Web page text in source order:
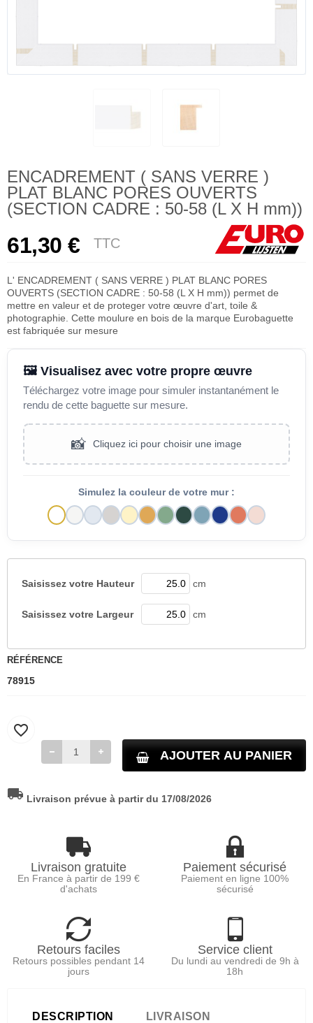
ENCADREMENT ( SANS VERRE )
PLAT BLANC PORES OUVERTS
(SECTION CADRE : 50-58 (L X H mm))
61,30 € TTC
L' ENCADREMENT ( SANS VERRE ) PLAT BLANC PORES
OUVERTS (SECTION CADRE : 50-58 (L X H mm)) permet de
mettre en valeur et de proteger votre œuvre d'art, toile &
photographie. Cette moulure en bois de la marque Eurobaguette
est fabriquée sur mesure
🖼️ Visualisez avec votre propre œuvre
Téléchargez votre image pour simuler instantanément le
rendu de cette baguette sur mesure.
📸 Cliquez ici pour choisir une image
Simulez la couleur de votre mur :
Saisissez votre Hauteur cm
Saisissez votre Largeur cm
RÉFÉRENCE
78915
AJOUTER AU PANIER
favorite_border
local_shipping Livraison prévue à partir du 17/08/2026
Livraison gratuite
En France à partir de 199 €
d'achats
Paiement sécurisé
Paiement en ligne 100%
sécurisé
Retours faciles
Retours possibles pendant 14
jours
Service client
Du lundi au vendredi de 9h à
18h
DESCRIPTION LIVRAISON